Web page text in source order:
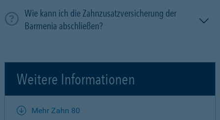
Wie kann ich die Zahnzusatzversicherung der
Barmenia abschließen?
Weitere Informationen
Mehr Zahn 80